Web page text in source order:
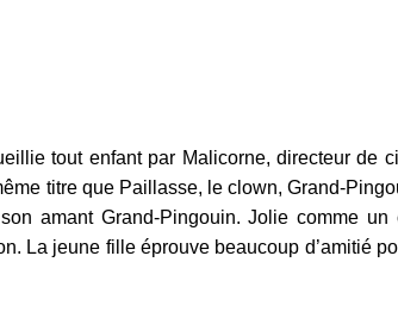
tout enfant par Malicorne, directeur de
titre que Paillasse, le clown, Grand-
amant Grand-Pingouin. Jolie comme
La jeune fille éprouve beaucoup d’amitié